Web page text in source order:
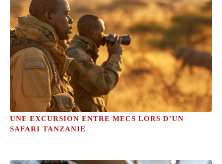
UNE EXCURSION ENTRE MECS LORS D’UN
SAFARI TANZANIE